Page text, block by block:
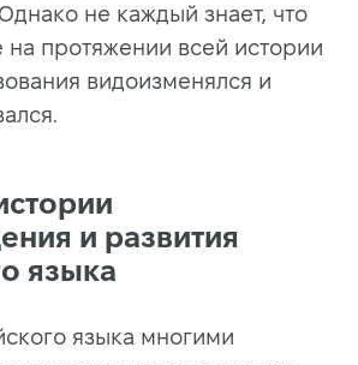
не каждый знает, что
на протяжении всей истории
видоизменялся и
и развития
языка
языка многими